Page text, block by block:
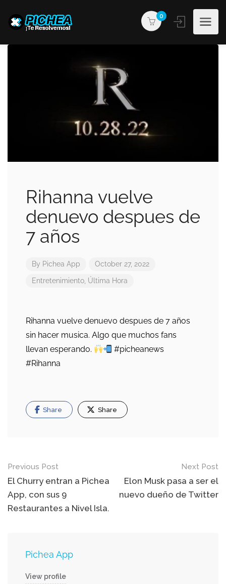
0
Rihanna vuelve
denuevo despues de
7 años
By Pichea App October 27, 2022
Entretenimiento, Última Hora
Rihanna vuelve denuevo despues de 7 años
sin hacer musica. Algo que muchos fans
llevan esperando.
#picheanews
#Rihanna
Share Share
Post
navigation
Previous Post
El Churry entran a Pichea
App, con sus 9
Restaurantes a Nivel Isla.
Next Post
Elon Musk pasa a ser el
nuevo dueño de Twitter
Pichea App
View profile